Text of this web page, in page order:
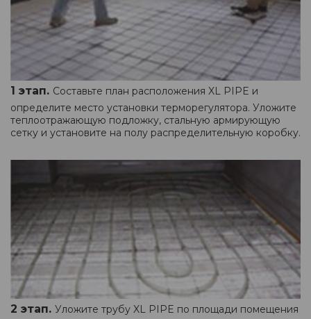
1 этап. Составьте план расположения XL PIPE и
определите место установки терморегулятора. Уложите
теплоотражающую подложку, стальную армирующую
сетку и установите на полу распределительную коробку.
2 этап. Уложите трубу XL PIPE по площади помещения